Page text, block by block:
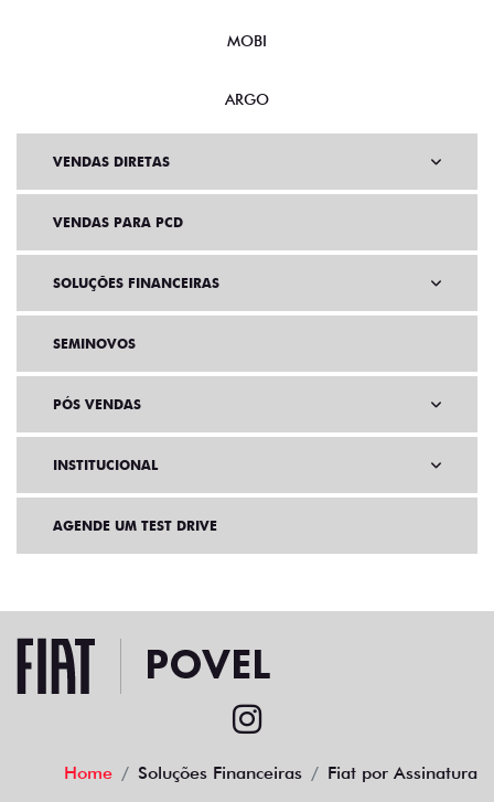
MOBI
ARGO
VENDAS DIRETAS
VENDAS PARA PCD
SOLUÇÕES FINANCEIRAS
SEMINOVOS
PÓS VENDAS
INSTITUCIONAL
AGENDE UM TEST DRIVE
Home Soluções Financeiras Fiat por Assinatura